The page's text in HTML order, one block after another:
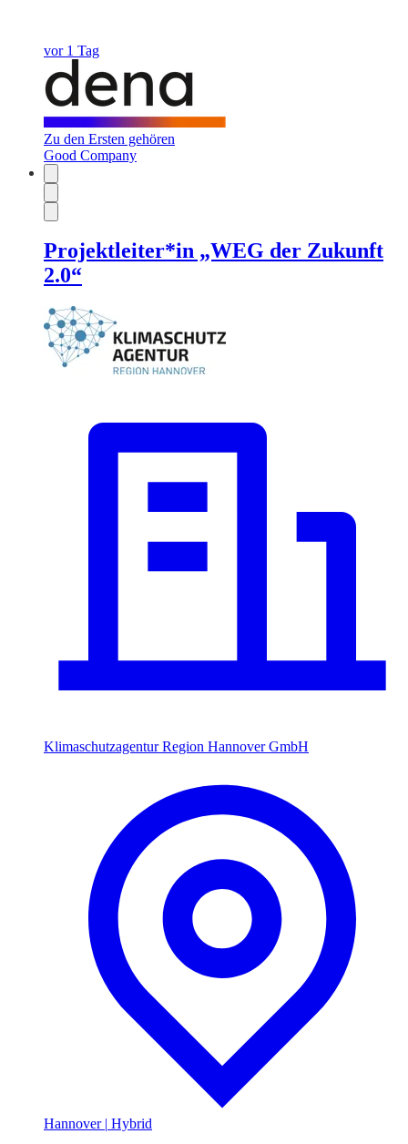
vor 1 Tag
Zu den Ersten gehören
Good Company
Projektleiter*in „WEG der Zukunft
2.0“
Klimaschutzagentur Region Hannover GmbH
Hannover | Hybrid